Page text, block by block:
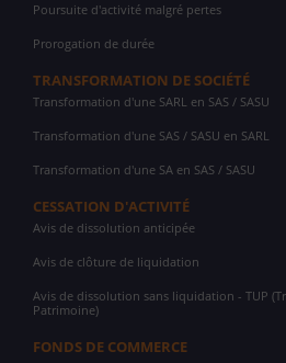
Poursuite d'activité malgré pertes
Prorogation de durée
TRANSFORMATION DE SOCIÉTÉ
Transformation d'une SARL en SAS / SASU
Transformation d'une SAS / SASU en SARL
Transformation d'une SA en SAS / SASU
CESSATION D'ACTIVITÉ
Avis de dissolution anticipée
Avis de clôture de liquidation
Avis de dissolution sans liquidation - TUP
Patrimoine)
FONDS DE COMMERCE